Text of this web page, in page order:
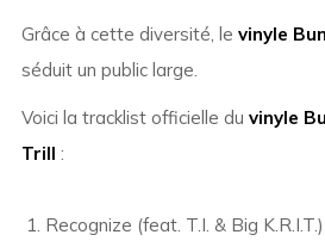
Grâce à cette diversité, le vinyle
séduit un public large.
Voici la tracklist officielle du vinyle
Trill :
Recognize (feat. T.I. & Big K.R.I.T.)